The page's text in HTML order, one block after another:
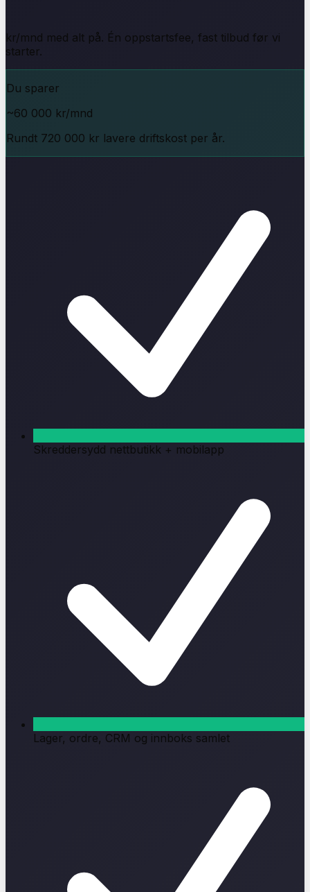
kr/mnd med alt på. Én oppstartsfee, fast tilbud før vi
starter.
Du sparer
~60 000 kr/mnd
Rundt 720 000 kr lavere driftskost per år.
Skreddersydd nettbutikk + mobilapp
Lager, ordre, CRM og innboks samlet